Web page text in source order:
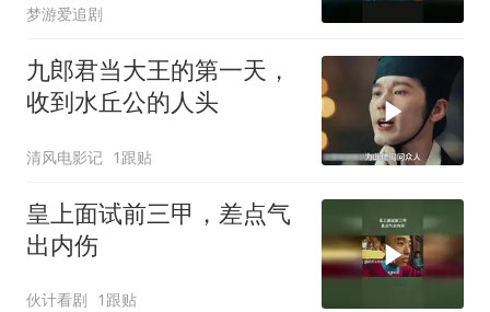
梦游爱追剧
九郎君当大王的第一天，
收到水丘公的人头
清风电影记 1跟贴
皇上面试前三甲，差点气
出内伤
伙计看剧 1跟贴